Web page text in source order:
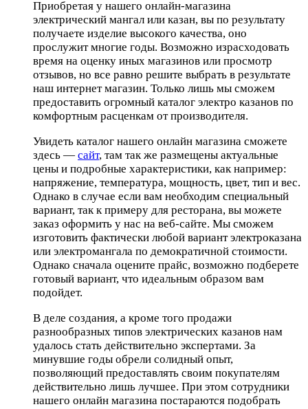
Приобретая у нашего онлайн-магазина
электрический мангал или казан, вы по результату
получаете изделие высокого качества, оно
прослужит многие годы. Возможно израсходовать
время на оценку иных магазинов или просмотр
отзывов, но все равно решите выбрать в результате
наш интернет магазин. Только лишь мы сможем
предоставить огромный каталог электро казанов по
комфортным расценкам от производителя.
Увидеть каталог нашего онлайн магазина сможете
здесь — сайт, там так же размещены актуальные
цены и подробные характеристики, как например:
напряжение, температура, мощность, цвет, тип и вес.
Однако в случае если вам необходим специальный
вариант, так к примеру для ресторана, вы можете
заказ оформить у нас на веб-сайте. Мы сможем
изготовить фактически любой вариант электроказана
или электромангала по демократичной стоимости.
Однако сначала оцените прайс, возможно подберете
готовый вариант, что идеальным образом вам
подойдет.
В деле создания, а кроме того продажи
разнообразных типов электрических казанов нам
удалось стать действительно экспертами. За
минувшие годы обрели солидный опыт,
позволяющий предоставлять своим покупателям
действительно лишь лучшее. При этом сотрудники
нашего онлайн магазина постараются подобрать